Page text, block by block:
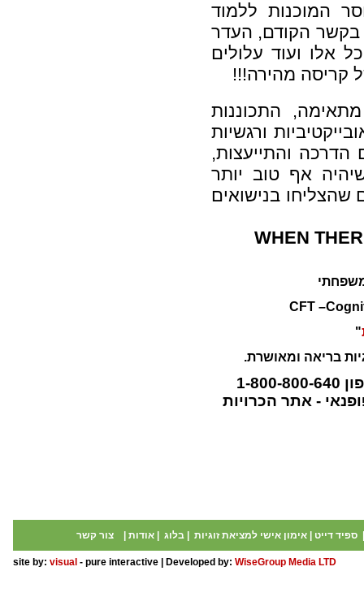
המוכנות ללמוד
בקשר הקודם, העדר
אלו ועוד עלולים
קריסה מהירה!!!
התכוננות
ורגשיות
והתייעצות,
אף טוב יותר
בנישואים
WHEN
CFT
"
בריאה ומאושרת.
1-800-800-640
- אתר הכרויות
ספיד דייט אימון אישי למציאת זוגיות בלוג אודות צור קשר
site by: visual - pure interactive | Developed by: WiseGroup Media LTD